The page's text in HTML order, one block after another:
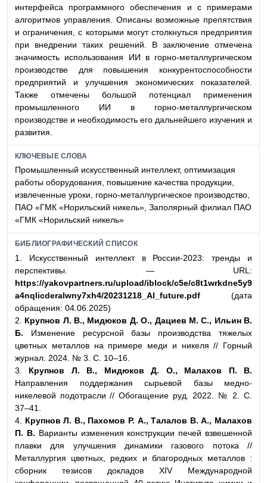
интерфейса программного обеспечения и с примерами
алгоритмов управления. Описаны возможные препятствия
и ограничения, с которыми могут столкнуться предприятия
при внедрении таких решений. В заключение отмечена
значимость использования ИИ в горно-металлургическом
производстве для повышения конкурентоспособности
предприятий и улучшения экономических показателей.
Также отмечены большой потенциал применения
промышленного ИИ в горно-металлургическом
производстве и необходимость его дальнейшего изучения и
развития.
КЛЮЧЕВЫЕ СЛОВА
Промышленный искусственный интеллект, оптимизация
работы оборудования, повышение качества продукции,
извлеченные уроки, горно-металлургическое производство,
ПАО «ГМК «Норильский никель», Заполярный филиал ПАО
«ГМК «Норильский никель»
БИБЛИОГРАФИЧЕСКИЙ СПИСОК
1. Искусственный интеллект в России-2023: тренды и
перспективы. — URL:
https://yakovpartners.ru/upload/iblock/c5e/c8t1wrkdne5y9
a4nqlicderalwny7xh4/20231218_AI_future.pdf (дата
обращения: 04.06.2025)
2. Крупнов Л. В., Мидюков Д. О., Дациев М. С., Ильин В.
Б. Изменение ресурсной базы производства тяжелых
цветных металлов на примере меди и никеля // Горный
журнал. 2024. № 3. С. 10–16.
3. Крупнов Л. В., Мидюков Д. О., Малахов П. В.
Направления поддержания сырьевой базы медно-
никелевой подотрасли // Обогащение руд. 2022. № 2. С.
37–41.
4. Крупнов Л. В., Пахомов Р. А., Талалов В. А., Малахов
П. В. Варианты изменения конструкции печей взвешенной
плавки для улучшения динамики газового потока //
Металлургия цветных, редких и благородных металлов :
сборник тезисов докладов XIV Международной